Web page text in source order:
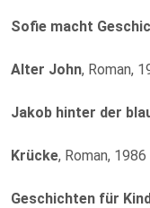
Sofie macht
Alter John, Roman,
Jakob hinter der
Krücke, Roman, 1986
Geschichten für